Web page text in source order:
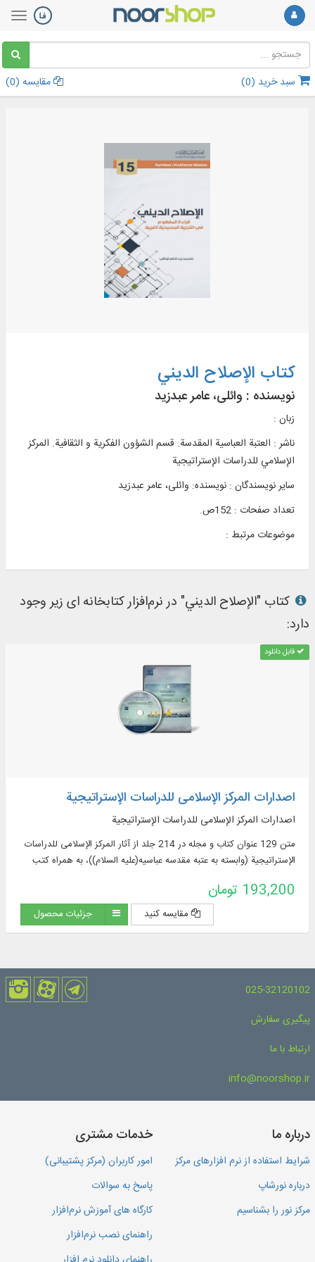
سبد خرید (0
) مقایسه (0
)
کتاب الإصلاح الدیني
نویسنده : وائلی، عامر عبدزید
زبان :
ناشر : العتبة العباسية المقدسة. قسم الشؤون الفکرية و الثقافية. المرکز
الإسلامي للدراسات الإستراتيجية
سایر نویسندگان : نویسنده: وائلی، عامر عبدزید
تعداد صفحات : 152ص.
موضوعات مرتبط :
کتاب "الإصلاح الدیني" در نرم‌افزار کتابخانه ای زیر وجود
دارد:
قابل دانلود
اصدارات المرکز الإسلامی للدراسات الإستراتیجیة
اصدارات المرکز الإسلامی للدراسات الإستراتیجیة
متن 129 عنوان کتاب و مجله در 214 جلد از آثار المرکز الإسلامی للدراسات
الإستراتیجیة (وابسته به عتبه مقدسه عباسیه(علیه السلام))، به همراه کتب
193,200 تومان
مقایسه کنید جزئیات محصول
025-32120102
پیگیری سفارش
ارتباط با ما
info@noorshop.ir
درباره ما
شرایط استفاده از نرم افزارهای مرکز
درباره نورشاپ
مرکز نور را بشناسیم
خدمات مشتری
امور کاربران (مرکز پشتیبانی)
پاسخ به سوالات
کارگاه های آموزش نرم‌افزار
راهنمای نصب نرم‌افزار